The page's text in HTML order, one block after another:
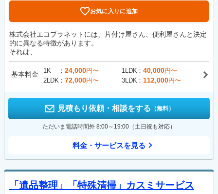
お気に入りに追加
株式会社エコプラネットには、片付け屋さん、便利屋さんと決定
的に異なる特徴があります。
それは、...
基本料金 1K 24,000円〜 1LDK 40,000円〜
2LDK
72,000円〜 3LDK 112,000円〜
見積もり依頼・相談をする （無料）
ただいま電話時間外 8:00～19:00（土日祝も対応）
料金・サービスを見る
「遺品整理」「特殊清掃」カスミサービス